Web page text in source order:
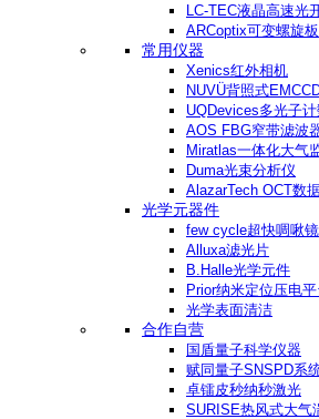
LC-TEC液晶高速光
ARCoptix可变螺旋板
常用仪器
Xenics红外相机
NUVÜ背照式
UQDevices多光子
AOS FBG窄带滤波
Miratlas一体化大气
Duma光束分析仪
AlazarTech OCT数
光学元器件
few cycle超快啁啾镜
Alluxa滤光片
B.Halle光学元件
Prior纳米定位压电平
光学表面清洁
合作自营
国盾量子科学仪器
赋同量子SNSPD系
卓镭皮秒纳秒激光
SURISE热风式大气